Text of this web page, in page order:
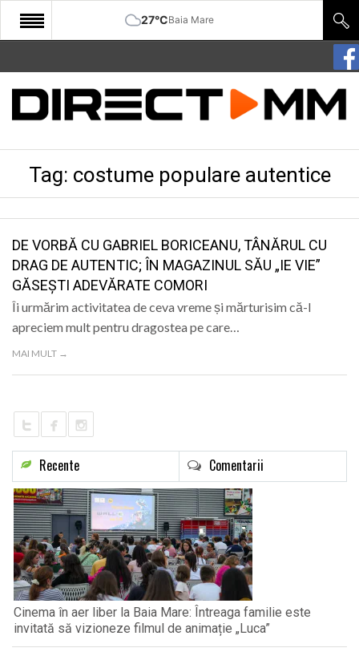
27°CBaia Mare
START
COMUNITATE
CULTURA
SANATATE
SPORT
SPECIAL
Tag: costume populare autentice
DE VORBĂ CU GABRIEL BORICEANU, TÂNĂRUL CU
DRAG DE AUTENTIC; ÎN MAGAZINUL SĂU „IE VIE”
GĂSEȘTI ADEVĂRATE COMORI
Îi urmărim activitatea de ceva vreme și mărturisim că-l
apreciem mult pentru dragostea pe care…
MAI MULT →
Recente Comentarii
Cinema în aer liber la Baia Mare: Întreaga familie este
invitată să vizioneze filmul de animație „Luca”